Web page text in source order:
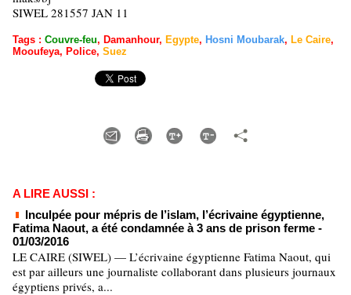
SIWEL 281557 JAN 11
Tags : Couvre-feu, Damanhour, Egypte, Hosni Moubarak, Le Caire,
Mooufeya, Police, Suez
A LIRE AUSSI :
Inculpée pour mépris de l’islam, l’écrivaine égyptienne,
Fatima Naout, a été condamnée à 3 ans de prison ferme -
01/03/2016
LE CAIRE (SIWEL) — L’écrivaine égyptienne Fatima Naout, qui
est par ailleurs une journaliste collaborant dans plusieurs journaux
égyptiens privés, a...